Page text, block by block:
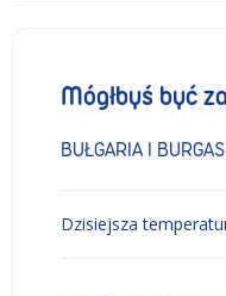
Mógłbyś być
BUŁGARIA I BURGAS
Dzisiejsza